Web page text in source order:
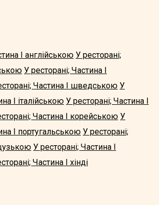
I англійською У ресторані;
У ресторані; Частина I
Частина I шведською У
I італійською У ресторані; Частина I
Частина I корейською У
I португальською У ресторані;
У ресторані; Частина I
Частина I хінді